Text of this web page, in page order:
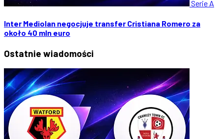
Serie A
Inter Mediolan negocjuje transfer Cristiana Romero za
około 40 mln euro
Ostatnie wiadomości